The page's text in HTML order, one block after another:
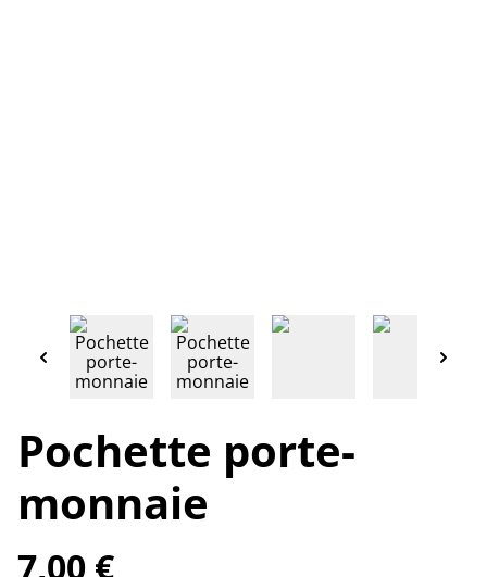
Pochette porte-
monnaie
7,00 €